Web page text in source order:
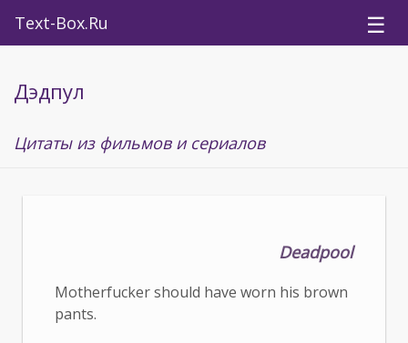
Text-Box.Ru ☰
Дэдпул
Цитаты из фильмов и сериалов
Deadpool
Motherfucker should have worn his brown
pants.